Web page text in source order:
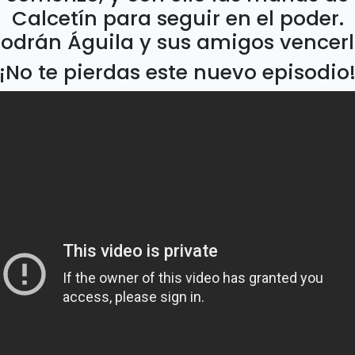
Calcetín para seguir en el poder.
Águila y sus amigos
¡No te pierdas este nuevo episodio!